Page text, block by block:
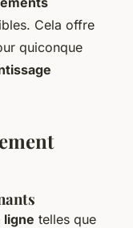
Cela offre
quiconque
ligne telles que